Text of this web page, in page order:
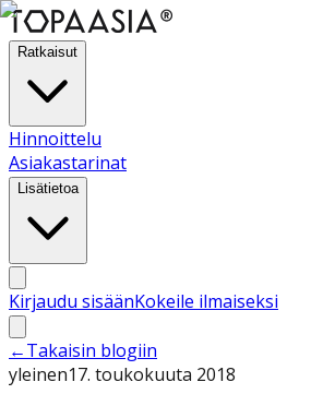
Ratkaisut
Hinnoittelu
Asiakastarinat
Lisätietoa
Kirjaudu sisäänKokeile ilmaiseksi
←Takaisin blogiin
yleinen17. toukokuuta 2018